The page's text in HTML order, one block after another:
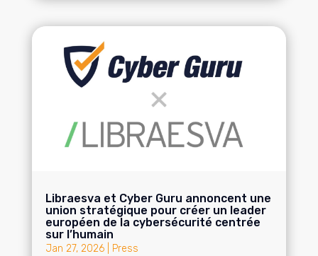
Libraesva et Cyber Guru annoncent une
union stratégique pour créer un leader
européen de la cybersécurité centrée
sur l’humain
Jan 27, 2026| Press